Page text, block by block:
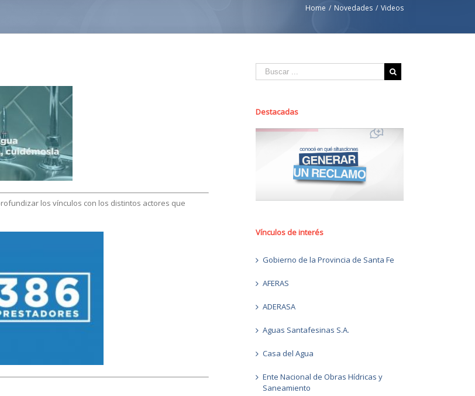
Home / Novedades / Videos
los vínculos con los distintos actores que
Destacadas
Vínculos de interés
Gobierno de la Provincia de Santa Fe
AFERAS
ADERASA
Aguas Santafesinas S.A.
Casa del Agua
Ente Nacional de Obras Hídricas y
Saneamiento